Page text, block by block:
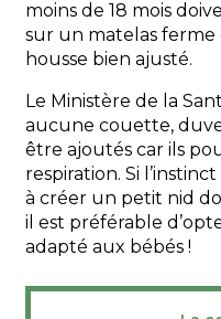
moins de 18 mois
sur un matelas
housse bien ajusté.
Le Ministère de la
aucune couette,
être ajoutés car ils
respiration. Si
à créer un petit nid
il est préférable
adapté aux bébés !